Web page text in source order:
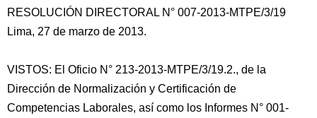
RESOLUCIÓN DIRECTORAL N° 007-2013-MTPE/3/19
Lima, 27 de marzo de 2013.
VISTOS: El Oficio N° 213-2013-MTPE/3/19.2., de la
Dirección de Normalización y Certificación de
Competencias Laborales, así como los Informes N° 001-